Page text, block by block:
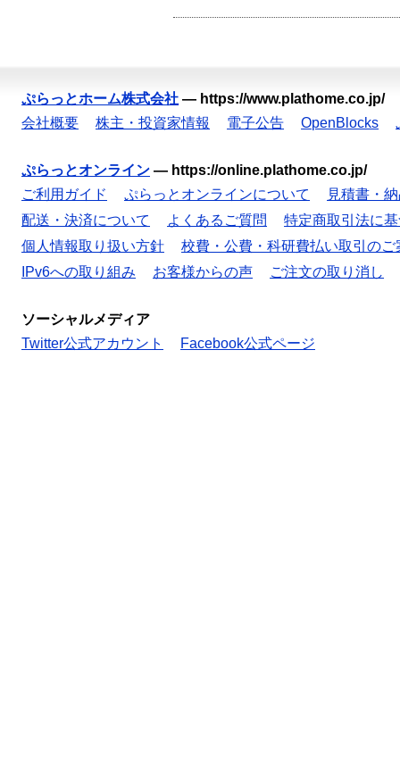
ぷらっとホーム株式会社 — https://www.plathome.co.jp/
会社概要
株主・投資家情報 電子公告 OpenBlocks
ぷらっとオンライン — https://online.plathome.co.jp/
ご利用ガイド
ぷらっとオンラインについて
見積書・
配送・決済について
よくあるご質問
特定商取引法に
個人情報取り扱い方針
校費・公費・科研費払い取引のご
IPv6への取り組み
お客様からの声 ご注文の取り消し
ソーシャルメディア
Twitter公式アカウント
Facebook公式ページ